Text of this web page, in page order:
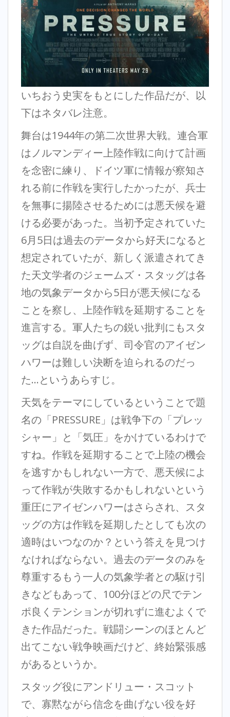
いちおう史実をもとにした作品だが、以
下はネタバレ注意。
舞台は1944年の第二次世界大戦。連合軍
はノルマンディー上陸作戦に向けて計画
を念密に練り、ドイツ軍に情報が察知さ
れる前に作戦を実行したかったが、兵士
を無事に揚陸させるためには悪天候を避
ける必要があった。当初予定されていた
6月5日は過去のデータから好天になると
想定されていたが、新しく派遣されてき
た天文学者のジェームズ・スタッグは各
地の気象データから5日が悪天候になる
ことを察し、上陸作戦を延期することを
進言する。軍人たちの鋭い批判にもスタ
ッグは自説を曲げず、司令官のアイゼン
ハワーは難しい決断を迫られるのだっ
た…というあらすじ。
天気をテーマにしているということで題
名の「PRESSURE」は戦争下の「プレッ
シャー」と「気圧」をかけているわけで
すね。作戦を延期することで上陸の機会
を逃すかもしれない一方で、悪天候によ
って作戦が失敗するかもしれないという
重圧にアイゼンハワーはさらされ、スタ
ッグの方は作戦を延期したとしても次の
適時はいつなのか？という答えを見つけ
なければならない。過去のデータのみを
尊重するもう一人の気象学者との駆け引
きなどもあって、100分ほどの尺でテン
ポ良くテンションが切れずに進むよくで
きた作品だった。戦闘シーンのほとんど
出てこない戦争映画だけど、終始緊張感
があるというか。
スタッグ役にアンドリュー・スコット
で、寡黙ながら信念を曲げない役を好